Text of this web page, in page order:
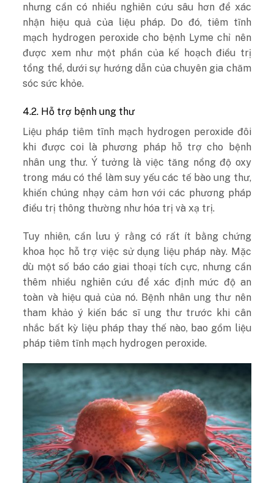
nhưng cần có nhiều nghiên cứu sâu hơn để xác
nhận hiệu quả của liệu pháp. Do đó, tiêm tĩnh
mạch hydrogen peroxide cho bệnh Lyme chỉ nên
được xem như một phần của kế hoạch điều trị
tổng thể, dưới sự hướng dẫn của chuyên gia chăm
sóc sức khỏe.
4.2. Hỗ trợ bệnh ung thư
Liệu pháp tiêm tĩnh mạch hydrogen peroxide đôi
khi được coi là phương pháp hỗ trợ cho bệnh
nhân ung thư. Ý tưởng là việc tăng nồng độ oxy
trong máu có thể làm suy yếu các tế bào ung thư,
khiến chúng nhạy cảm hơn với các phương pháp
điều trị thông thường như hóa trị và xạ trị.
Tuy nhiên, cần lưu ý rằng có rất ít bằng chứng
khoa học hỗ trợ việc sử dụng liệu pháp này. Mặc
dù một số báo cáo giai thoại tích cực, nhưng cần
thêm nhiều nghiên cứu để xác định mức độ an
toàn và hiệu quả của nó. Bệnh nhân ung thư nên
tham khảo ý kiến bác sĩ ung thư trước khi cân
nhắc bất kỳ liệu pháp thay thế nào, bao gồm liệu
pháp tiêm tĩnh mạch hydrogen peroxide.